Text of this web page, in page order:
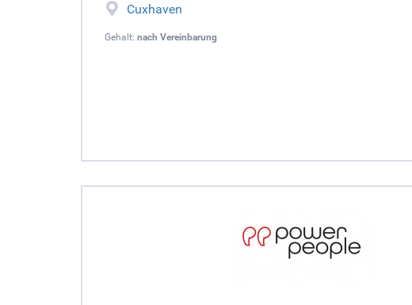
Cuxhaven
Gehalt: nach Vereinbarung